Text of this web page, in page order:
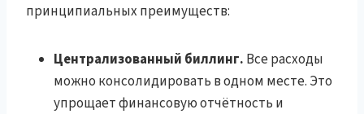
принципиальных преимуществ:
Централизованный биллинг. Все расходы
можно консолидировать в одном месте. Это
упрощает финансовую отчётность и